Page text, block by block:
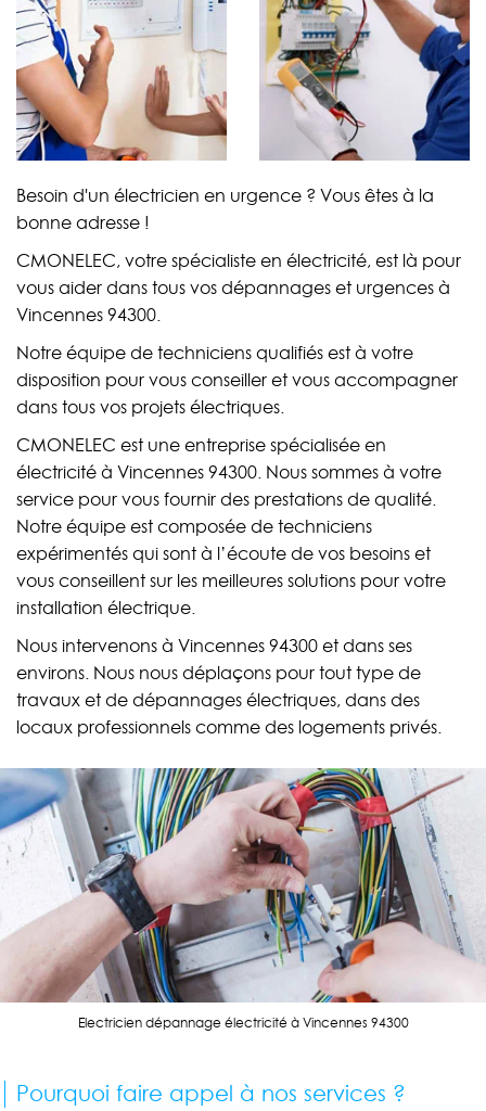
Besoin d'un électricien en urgence ? Vous êtes à la
bonne adresse !
CMONELEC, votre spécialiste en électricité, est là pour
vous aider dans tous vos dépannages et urgences à
Vincennes 94300.
Notre équipe de techniciens qualifiés est à votre
disposition pour vous conseiller et vous accompagner
dans tous vos projets électriques.
CMONELEC est une entreprise spécialisée en
électricité à Vincennes 94300. Nous sommes à votre
service pour vous fournir des prestations de qualité.
Notre équipe est composée de techniciens
expérimentés qui sont à l’écoute de vos besoins et
vous conseillent sur les meilleures solutions pour votre
installation électrique.
Nous intervenons à Vincennes 94300 et dans ses
environs. Nous nous déplaçons pour tout type de
travaux et de dépannages électriques, dans des
locaux professionnels comme des logements privés.
Electricien dépannage électricité à Vincennes 94300
Pourquoi faire appel à nos services ?